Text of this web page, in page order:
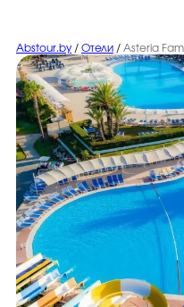
Abstour.by / Отели / Asteria